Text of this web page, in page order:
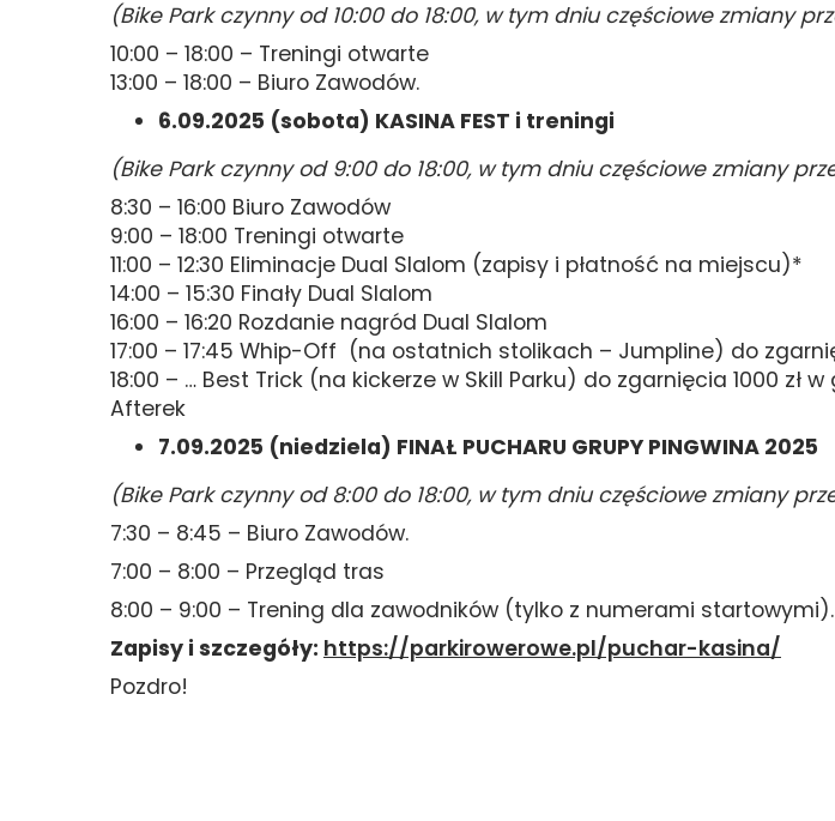
(Bike Park czynny od 10:00 do 18:00, w tym dniu częściowe zmiany
10:00 – 18:00 – Treningi otwarte
13:00 – 18:00 – Biuro Zawodów.
6.09.2025 (sobota) KASINA FEST i treningi
(Bike Park czynny od 9:00 do 18:00, w tym dniu częściowe zmiany
8:30 – 16:00 Biuro Zawodów
9:00 – 18:00 Treningi otwarte
11:00 – 12:30 Eliminacje Dual Slalom (zapisy i płatność na miejscu)*
14:00 – 15:30 Finały Dual Slalom
16:00 – 16:20 Rozdanie nagród Dual Slalom
17:00 – 17:45 Whip-Off (na ostatnich stolikach – Jumpline) do
18:00 – … Best Trick (na kickerze w Skill Parku) do zgarnięcia 1000 zł
Afterek
7.09.2025 (niedziela) FINAŁ PUCHARU GRUPY PINGWINA 2025
(Bike Park czynny od 8:00 do 18:00, w tym dniu częściowe zmiany
7:30 – 8:45 – Biuro Zawodów.
7:00 – 8:00 – Przegląd tras
8:00 – 9:00 – Trening dla zawodników (tylko z numerami startowymi).
Zapisy i szczegóły: https://parkirowerowe.pl/puchar-kasina/
Pozdro!